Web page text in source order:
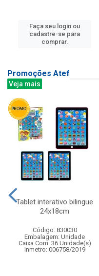
Faça seu login ou
cadastre-se para
comprar.
Promoções Atef
Veja mais
Tablet interativo bilingue
24x18cm
Código: 830030
Embalagem: Unidade
Caixa Com: 36 Unidade(s)
Inmetro: 006758/2019